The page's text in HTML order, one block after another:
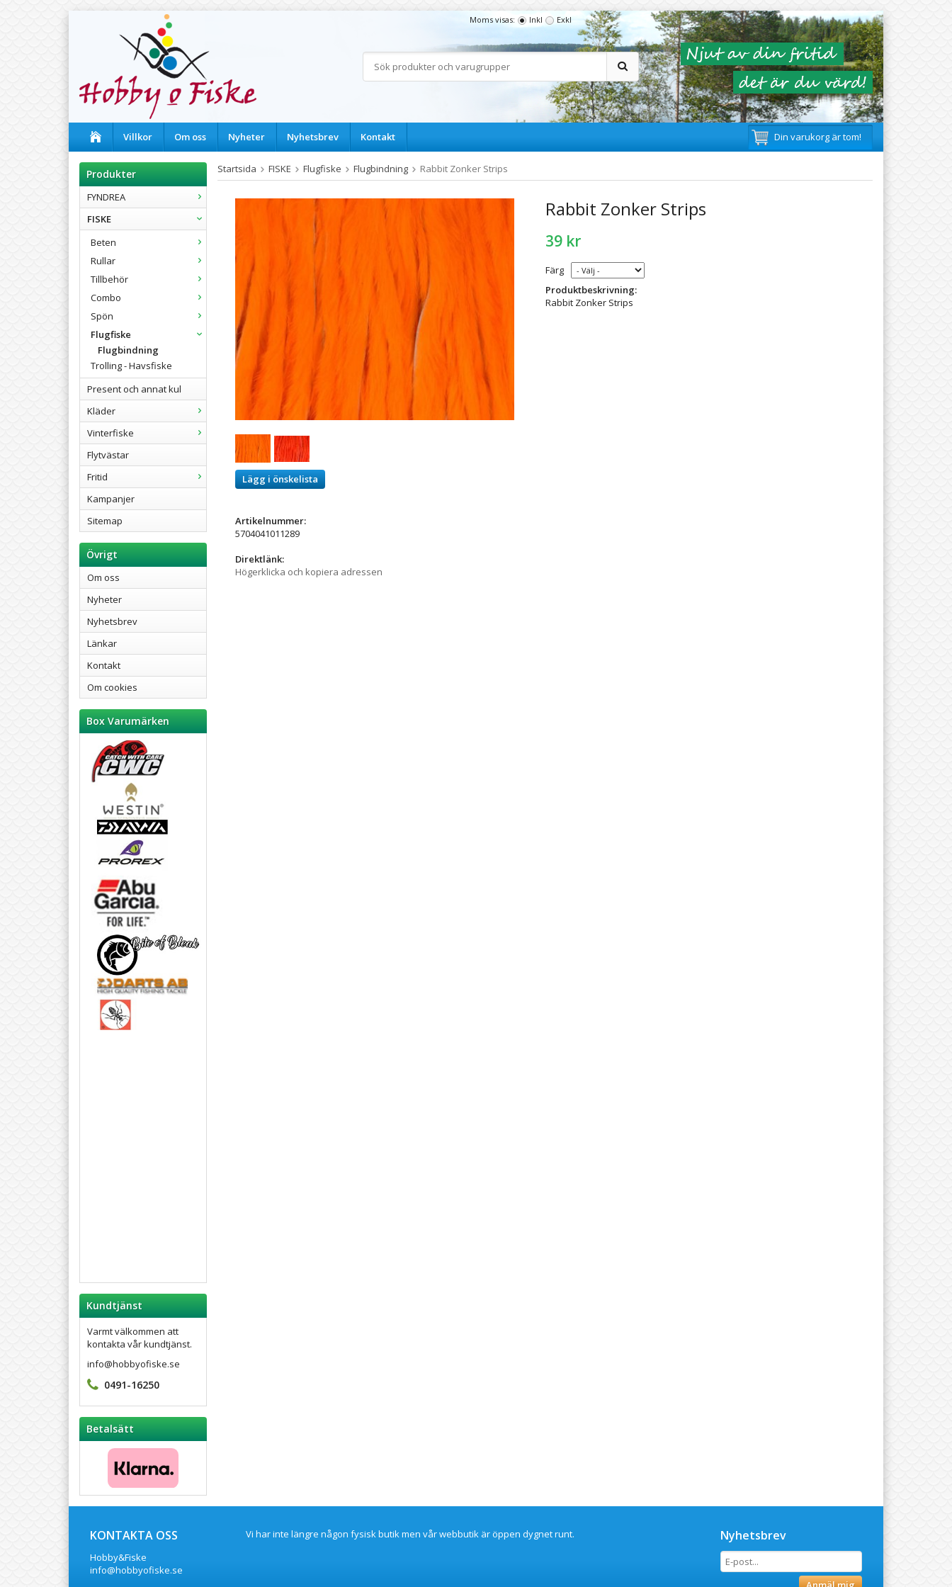
Moms visas: Inkl Exkl
Villkor Om oss Nyheter Nyhetsbrev Kontakt Din varukorg är tom!
Produkter
FYNDREA
FISKE
Beten
Rullar
Tillbehör
Combo
Spön
Flugfiske
Flugbindning
Trolling - Havsfiske
Present och annat kul
Kläder
Vinterfiske
Flytvästar
Fritid
Kampanjer
Sitemap
Övrigt
Om oss
Nyheter
Nyhetsbrev
Länkar
Kontakt
Om cookies
Box Varumärken
Kundtjänst
Varmt välkommen att
kontakta vår kundtjänst.
info@hobbyofiske.se
0491-16250
Betalsätt
Startsida FISKE Flugfiske Flugbindning Rabbit Zonker Strips
Rabbit Zonker Strips
39 kr
Färg
Produktbeskrivning:
Rabbit Zonker Strips
Lägg i önskelista
Artikelnummer:
5704041011289
Direktlänk:
Högerklicka och kopiera adressen
KONTAKTA OSS
Hobby&Fiske
info@hobbyofiske.se
Nyhetsbrev
Vi har inte längre någon fysisk butik men vår webbutik är öppen dygnet runt.